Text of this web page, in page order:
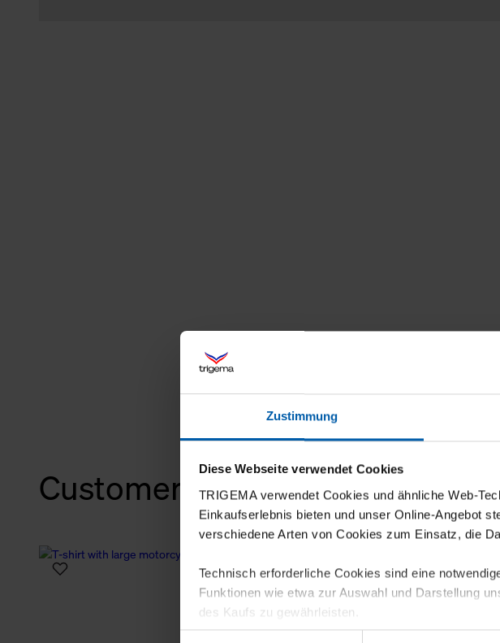
Zustimmung
Diese Webseite verwendet Cookies
TRIGEMA verwendet Cookies und ähnliche Web-
Einkaufserlebnis bieten und unser Online-Angebot
verschiedene Arten von Cookies zum Einsatz, die
Technisch erforderliche Cookies sind eine
Funktionen wie etwa zur Auswahl und Darstellung
des Kaufs zu gewährleisten.
Customers also bought